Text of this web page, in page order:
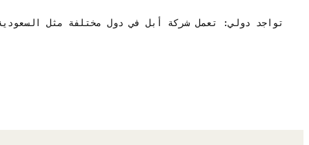
تواجد دولي: تعمل شركة أبل في دول مختلفة مثل